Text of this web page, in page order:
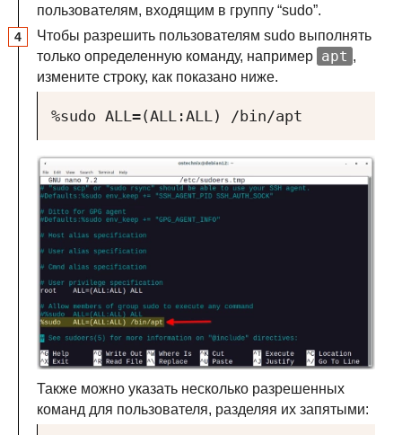
пользователям, входящим в группу “sudo”.
Чтобы разрешить пользователям sudo выполнять
только определенную команду, например apt ,
измените строку, как показано ниже.
%sudo ALL=(ALL:ALL) /bin/apt
Также можно указать несколько разрешенных
команд для пользователя, разделяя их запятыми: